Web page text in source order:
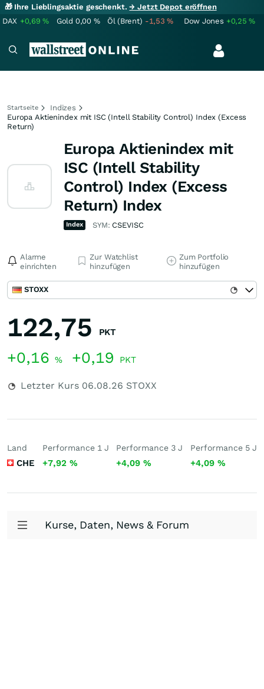
🎁 Ihre Lieblingsaktie geschenkt.→ Jetzt Depot eröffnen
DAX +0,69% Gold 0,00 % Öl (Brent) -1,53% Dow Jones +0,25%
Startseite
Indizes
Europa Aktienindex mit ISC (Intell Stability Control) Index (Excess
Return)
Europa Aktienindex mit
ISC (Intell Stability
Control) Index (Excess
Return) Index
Index SYM: CSEVISC
Alarme
einrichten
Zur Watchlist
hinzufügen
Zum Portfolio
hinzufügen
STOXX
122,75 PKT
+0,16 % +0,19 PKT
Letzter Kurs 06.08.26 STOXX
Land
CHE
Performance 1 J
+7,92 %
Performance 3 J
+4,09%
Performance 5 J
+4,09 %
Kurse, Daten, News & Forum